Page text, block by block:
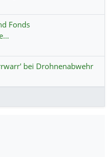
Fonds
bei Drohnenabwehr